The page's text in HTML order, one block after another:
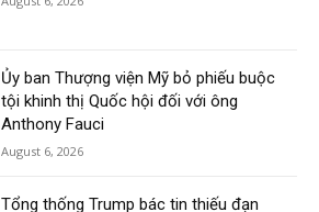
Ủy ban Thượng viện Mỹ bỏ phiếu buộc
tội khinh thị Quốc hội đối với ông
Anthony Fauci
August 6, 2026
Tổng thống Trump bác tin thiếu đạn